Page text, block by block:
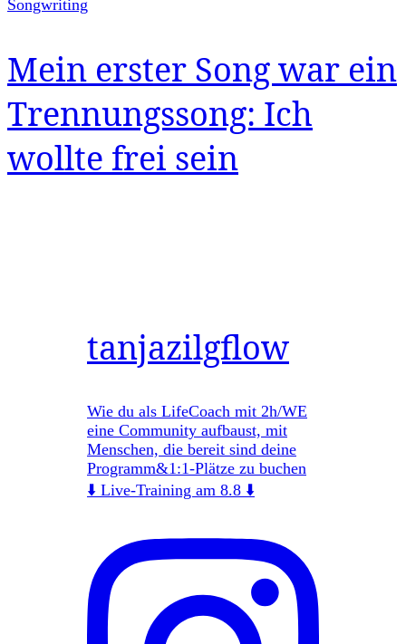
Songwriting
Mein erster Song war ein
Trennungssong: Ich
wollte frei sein
tanjazilgflow
Wie du als LifeCoach mit 2h/WE
eine Community aufbaust, mit
Menschen, die bereit sind deine
Programm&1:1-Plätze zu buchen
⬇️ Live-Training am 8.8 ⬇️